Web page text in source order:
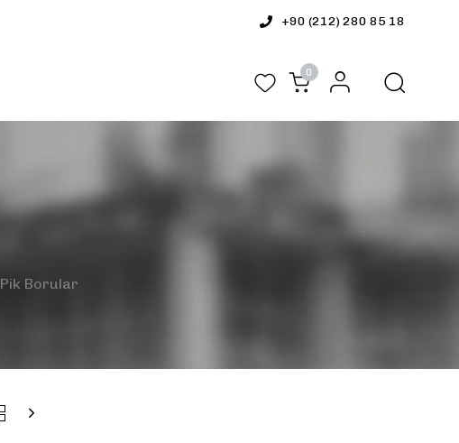
+90 (212) 280 85 18
0
Pik Borular